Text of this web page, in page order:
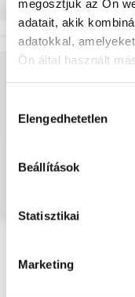
megosztjuk az Ön
adatait, akik
adatokkal,
Ön által használt
kiválasztása
Elengedhetetlen
Beállítások
Statisztikai
Marketing
Az 581/2010/EU